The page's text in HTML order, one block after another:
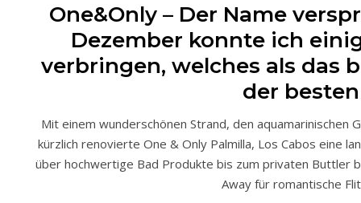
One&Only – Der Name
Dezember konnte ich
verbringen, welches als das
der
Mit einem wunderschönen Strand, den aquamarinischen
kürzlich renovierte One & Only Palmilla, Los Cabos eine
über hochwertige Bad Produkte bis zum privaten
Away für romantische